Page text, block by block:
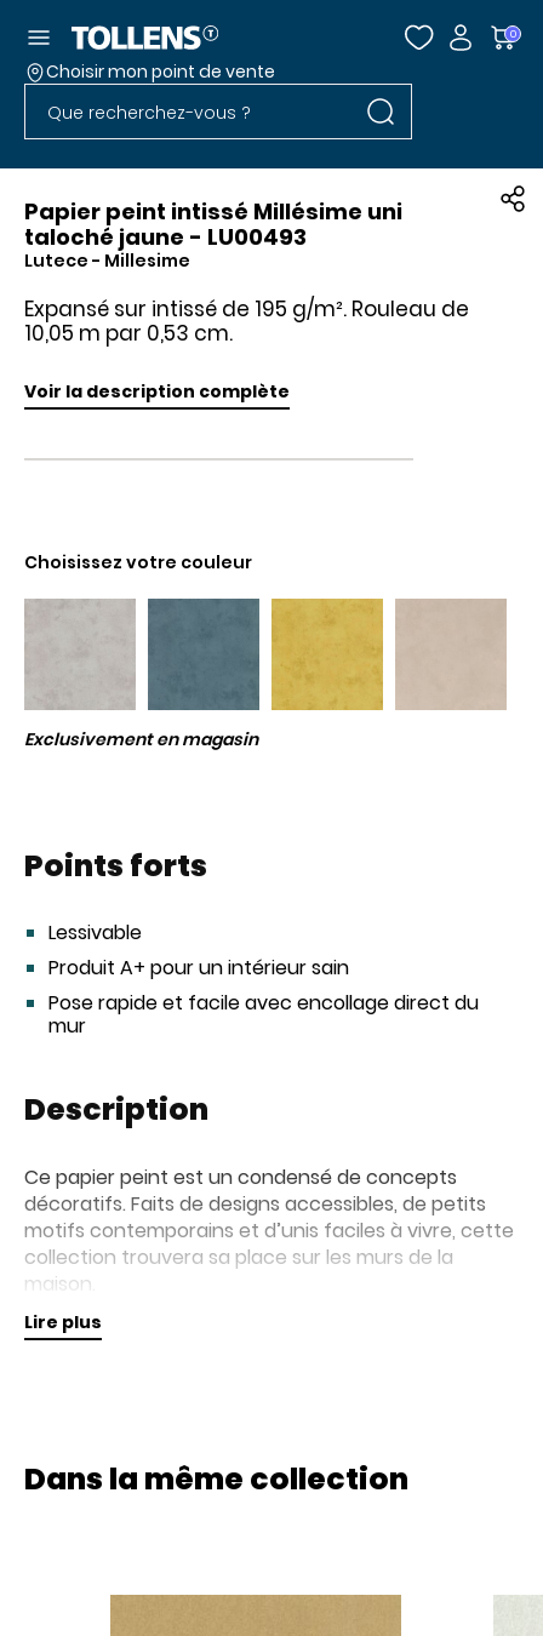
0
Passer la liste des magasins et aller au pied
Choisir mon point de vente
Rechercher dans le site Rechercher
Accéder au menu
Papier peint intissé Millésime uni
taloché jaune - LU00493
Lutece - Millesime
Expansé sur intissé de 195 g/m². Rouleau de
10,05 m par 0,53 cm.
Voir la description complète
Choisissez votre couleur
Exclusivement en magasin
Points forts
Lessivable
Produit A+ pour un intérieur sain
Pose rapide et facile avec encollage direct du
mur
Description
Ce papier peint est un condensé de concepts
décoratifs. Faits de designs accessibles, de petits
motifs contemporains et d’unis faciles à vivre, cette
collection trouvera sa place sur les murs de la
maison.
Retrouvez nos collections de papiers peints en
Lire plus
Dans la même collection